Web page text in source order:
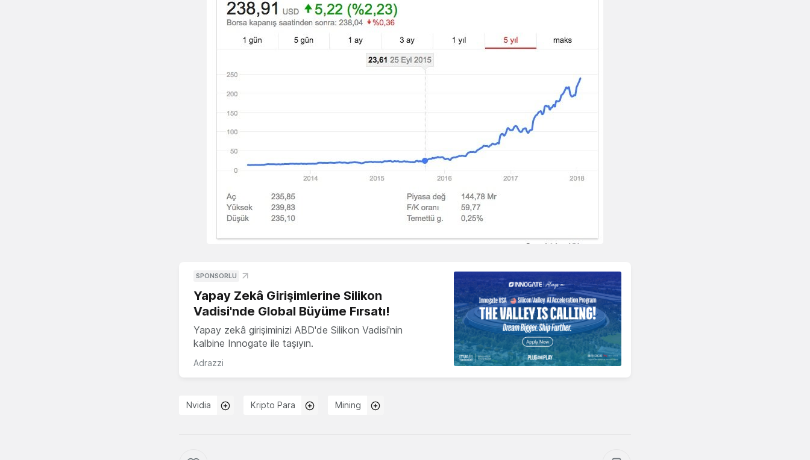
SPONSORLU
Yapay Zekâ Girişimlerine Silikon
Vadisi'nde Global Büyüme Fırsatı!
Yapay zekâ girişiminizi ABD'de Silikon Vadisi'nin
kalbine Innogate ile taşıyın.
Adrazzi
Nvidia Kripto Para Mining